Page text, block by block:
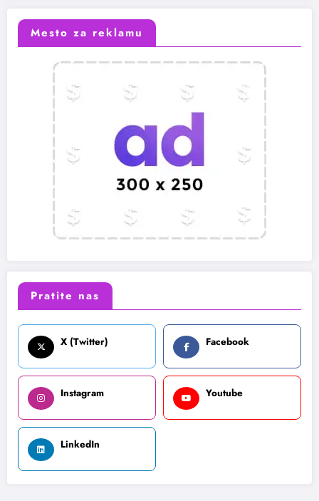
Mesto za reklamu
Pratite nas
X (Twitter) Facebook
Instagram Youtube
LinkedIn